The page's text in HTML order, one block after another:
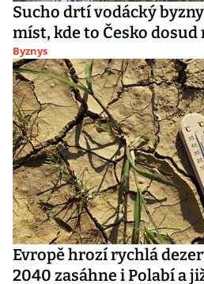
Sucho drtí vodácký
míst, kde to Česko dosud
Byznys
Evropě hrozí rychlá
2040 zasáhne i Polabí a